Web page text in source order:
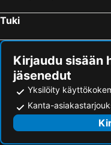
Tuki
Kirjaudu sisään
jäsenedut
Yksilöity
Kanta-